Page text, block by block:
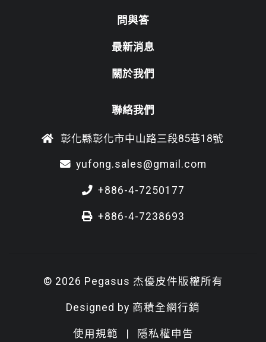
問與答
最新消息
關於我們
聯絡我們
彰化縣彰化市中山路三段85巷18號
yufong.sales@gmail.com
+886-4-7250177
+886-4-7238693
© 2026 Pegasus 杰優皮件版權所有
Designed by 商積全網行銷
使用規範 | 隱私權申告